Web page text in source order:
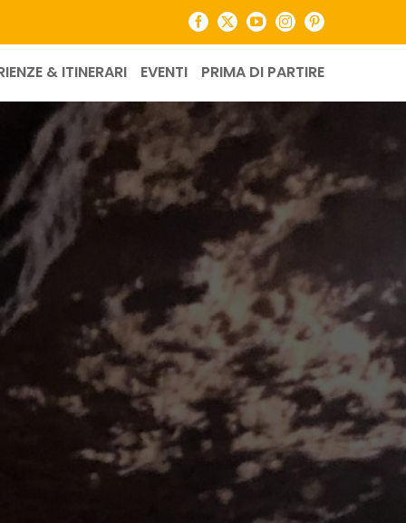
Facebook
X YouTubeInstagramPinterest
& ITINERARI EVENTI PRIMA DI PARTIRE